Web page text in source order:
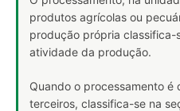
produtos agrícolas ou
produção própria classifica-
atividade da produção.
Quando o processamento é
terceiros, classifica-se na